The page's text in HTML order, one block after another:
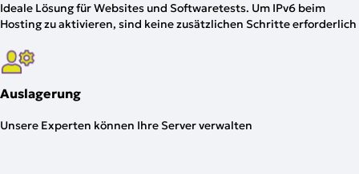
Ideale Lösung für Websites und Softwaretests. Um IPv6 beim
Hosting zu aktivieren, sind keine zusätzlichen Schritte erforderlich
Auslagerung
Unsere Experten können Ihre Server verwalten